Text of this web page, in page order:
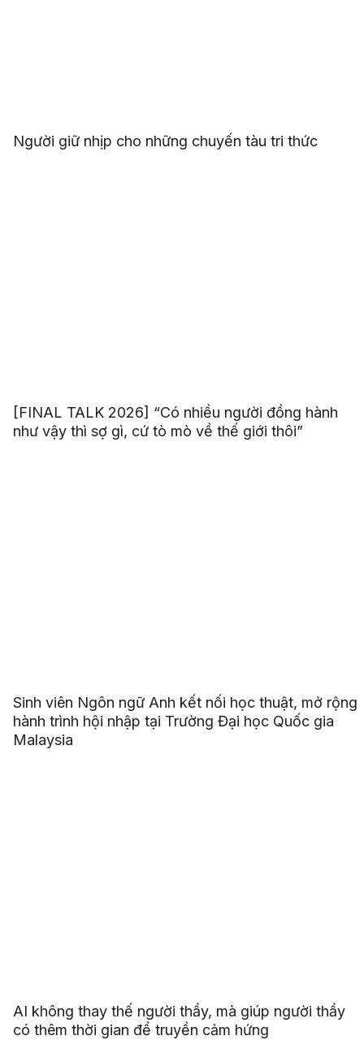
Người giữ nhịp cho những chuyến tàu tri thức
[FINAL TALK 2026] “Có nhiều người đồng hành
như vậy thì sợ gì, cứ tò mò về thế giới thôi”
Sinh viên Ngôn ngữ Anh kết nối học thuật, mở rộng
hành trình hội nhập tại Trường Đại học Quốc gia
Malaysia
AI không thay thế người thầy, mà giúp người thầy
có thêm thời gian để truyền cảm hứng